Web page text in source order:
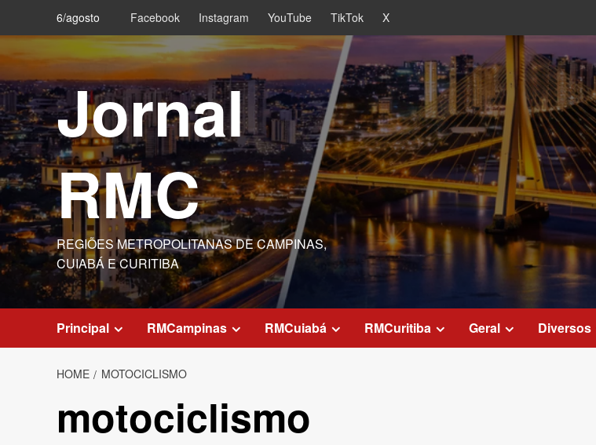
content
6/agosto Facebook Instagram YouTube TikTok X
Jornal
RMC
REGIÕES METROPOLITANAS DE CAMPINAS,
CUIABÁ E CURITIBA
Principal RMCampinas RMCuiabá RMCuritiba Geral Diversos
HOME MOTOCICLISMO
motociclismo